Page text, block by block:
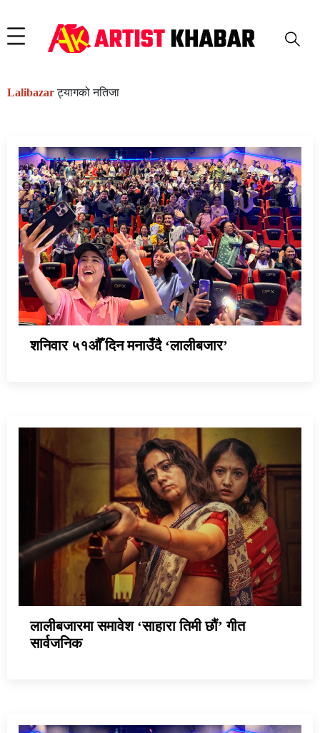
Lalibazarट्यागको नतिजा
शनिवार ५१औँ दिन मनाउँदै ‘लालीबजार’
लालीबजारमा समावेश ‘साहारा तिमी छौं’ गीत
सार्वजनिक